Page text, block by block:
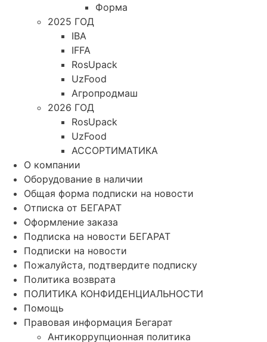
Форма
2025 ГОД
IBA
IFFA
RosUpack
UzFood
Агропродмаш
2026 ГОД
RosUpack
UzFood
АССОРТИМАТИКА
О компании
Оборудование в наличии
Общая форма подписки на новости
Отписка от БЕГАРАТ
Оформление заказа
Подписка на новости БЕГАРАТ
Подписки на новости
Пожалуйста, подтвердите подписку
Политика возврата
ПОЛИТИКА КОНФИДЕНЦИАЛЬНОСТИ
Помощь
Правовая информация Бегарат
Антикоррупционная политика